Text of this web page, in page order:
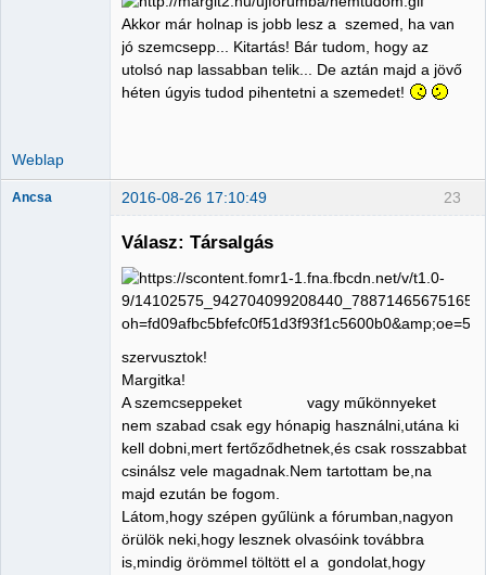
Akkor már holnap is jobb lesz a szemed, ha van
jó szemcsepp... Kitartás! Bár tudom, hogy az
utolsó nap lassabban telik... De aztán majd a jövő
héten úgyis tudod pihentetni a szemedet!
Weblap
23
Ancsa 2016-08-26 17:10:49
Válasz: Társalgás
szervusztok!
Margitka!
A szemcseppeket vagy műkönnyeket
nem szabad csak egy hónapig használni,utána ki
kell dobni,mert fertőződhetnek,és csak rosszabbat
csinálsz vele magadnak.Nem tartottam be,na
majd ezután be fogom.
Látom,hogy szépen gyűlünk a fórumban,nagyon
örülök neki,hogy lesznek olvasóink továbbra
is,mindig örömmel töltött el a gondolat,hogy